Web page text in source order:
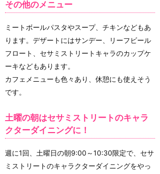
その他のメニュー
ミートボールパスタやスープ、チキンなどもあ
ります。デザートにはサンデー、リーフビール
フロート、セサミストリートキャラのカップケ
ーキなどもあります。
カフェメニューも色々あり、休憩にも使えそう
です。
土曜の朝はセサミストリートのキャラ
クターダイニングに！
週に1回、土曜日の朝9:00～10:30限定で、セサ
ミストリートのキャラクターダイニングをやっ